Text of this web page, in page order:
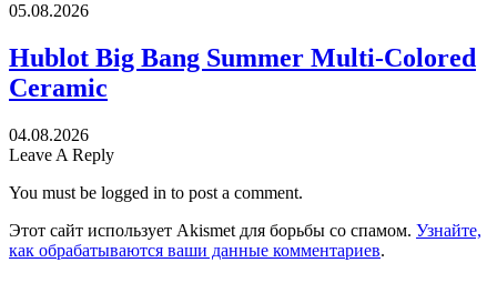
05.08.2026
Hublot Big Bang Summer Multi-Colored
Ceramic
04.08.2026
Leave A Reply
You must be logged in to post a comment.
Этот сайт использует Akismet для борьбы со спамом. Узнайте,
как обрабатываются ваши данные комментариев.